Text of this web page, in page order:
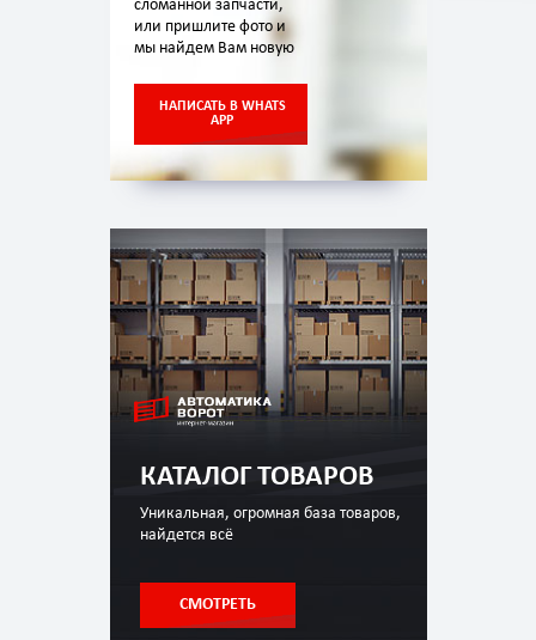
сломанной запчасти,
или пришлите фото и
мы найдем Вам новую
НАПИСАТЬ В WHATS
APP
КАТАЛОГ ТОВАРОВ
Уникальная, огромная база товаров,
найдется всё
СМОТРЕТЬ